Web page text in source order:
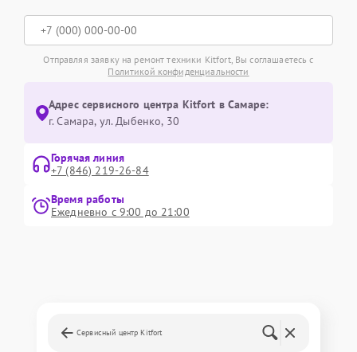
Отправляя заявку на ремонт техники Kitfort, Вы соглашаетесь с
Политикой конфиденциальности
Адрес сервисного центра Kitfort в Самаре:
г. Самара, ул. Дыбенко, 30
Горячая линия
+7 (846) 219-26-84
Время работы
Ежедневно с 9:00 до 21:00
Сервисный центр Kitfort